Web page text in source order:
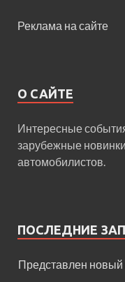
Реклама на сайте
О САЙТЕ
Интересные
зарубежные
автомобилистов.
ПОСЛЕДНИЕ
Представлен новый